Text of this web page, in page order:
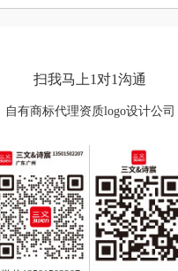
扫我马上1对1沟通
自有商标代理资质logo设计公司